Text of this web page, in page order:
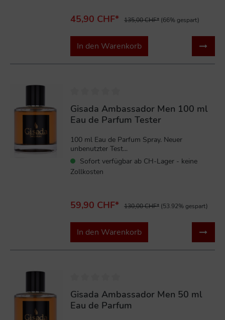
45,90 CHF* 135,00 CHF* (66% gespart)
In den Warenkorb
Gisada Ambassador Men 100 ml
Eau de Parfum Tester
100 ml Eau de Parfum Spray. Neuer
unbenutzter Test...
Sofort verfügbar ab CH-Lager - keine
Zollkosten
59,90 CHF* 130,00 CHF* (53.92% gespart)
In den Warenkorb
Gisada Ambassador Men 50 ml
Eau de Parfum